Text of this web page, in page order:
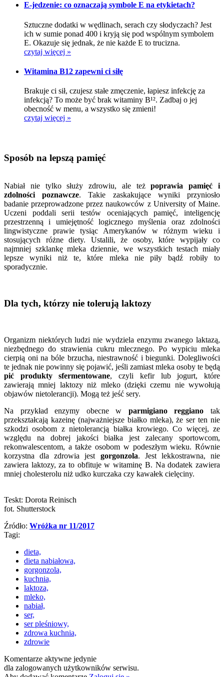
E-jedzenie: co oznaczają symbole E na etykietach?
Sztuczne dodatki w wędlinach, serach czy słodyczach? Jest
ich w sumie ponad 400 i kryją się pod wspólnym symbolem
E. Okazuje się jednak, że nie każde E to trucizna.
czytaj więcej »
Witamina B12 zapewni ci siłę
Brakuje ci sił, czujesz stałe zmęczenie, łapiesz infekcję za
infekcją? To może być brak witaminy B¹². Zadbaj o jej
obecność w menu, a wszystko się zmieni!
czytaj więcej »
Sposób na lepszą pamięć
Nabiał nie tylko służy zdrowiu, ale teżpoprawia pamięć i
zdolności poznawcze. Takie zaskakujące wyniki przyniosło
badanie przeprowadzone przez naukowców z University of Maine.
Uczeni poddali serii testów oceniających pamięć, inteligencję
przestrzenną i umiejętność logicznego myślenia oraz zdolności
lingwistyczne prawie tysiąc Amerykanów w różnym wieku i
stosujących różne diety. Ustalili, że osoby, które wypijały co
najmniej szklankę mleka dziennie, we wszystkich testach miały
lepsze wyniki niż te, które mleka nie piły bądź robiły to
sporadycznie.
Dla tych, którzy nie tolerują laktozy
Organizm niektórych ludzi nie wydziela enzymu zwanego laktazą,
niezbędnego do strawienia cukru mlecznego. Po wypiciu mleka
cierpią oni na bóle brzucha, niestrawność i biegunki. Dolegliwości
te jednak nie powinny się pojawić, jeśli zamiast mleka osoby te będą
pić produkty sfermentowane, czyli kefir lub jogurt, które
zawierają mniej laktozy niż mleko (dzięki czemu nie wywołują
objawów nietolerancji). Mogą też jeść sery.
Na przykład enzymy obecne w parmigiano reggiano tak
przekształcają kazeinę (najważniejsze białko mleka), że ser ten nie
szkodzi osobom z nietolerancją białka krowiego. Co więcej, ze
względu na dobrej jakości białka jest zalecany sportowcom,
rekonwalescentom, a także osobom w podeszłym wieku. Równie
korzystna dla zdrowia jest gorgonzola. Jest lekkostrawna, nie
zawiera laktozy, za to obfituje w witaminę B. Na dodatek zawiera
mniej cholesterolu niż udko kurczaka czy kawałek cielęciny.
Teskt: Dorota Reinisch
fot. Shutterstock
Źródło: Wróżka nr 11/2017
Tagi:
dieta,
dieta nabiałowa,
gorgonzola,
kuchnia,
laktoza,
mleko,
nabiał,
ser,
ser pleśniowy,
zdrowa kuchnia,
zdrowie
Komentarze aktywne jedynie
dla zalogowanych użytkowników serwisu.